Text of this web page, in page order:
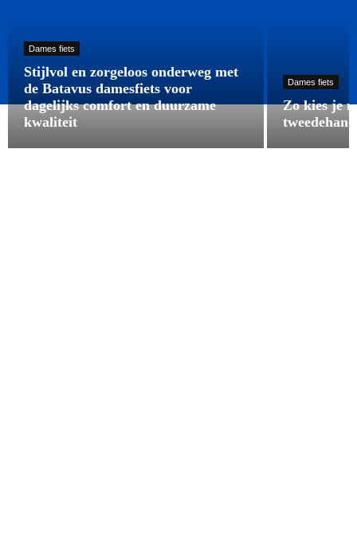
Dames fiets
Stijlvol en zorgeloos onderweg met
de Batavus damesfiets voor
dagelijks comfort en duurzame
kwaliteit
Dames fiets
Zo kies je